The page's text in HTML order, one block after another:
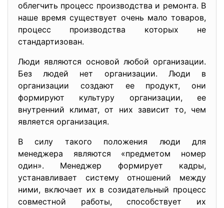
облегчить процесс производства и ремонта. В
наше время существует очень мало товаров,
процесс производства которых не
стандартизован.
Люди являются основой любой организации.
Без людей нет организации. Люди в
организации создают ее продукт, они
формируют культуру организации, ее
внутренний климат, от них зависит то, чем
является организация.
В силу такого положения люди для
менеджера являются «предметом номер
один». Менеджер формирует кадры,
устанавливает систему отношений между
ними, включает их в созидательный процесс
совместной работы, способствует их